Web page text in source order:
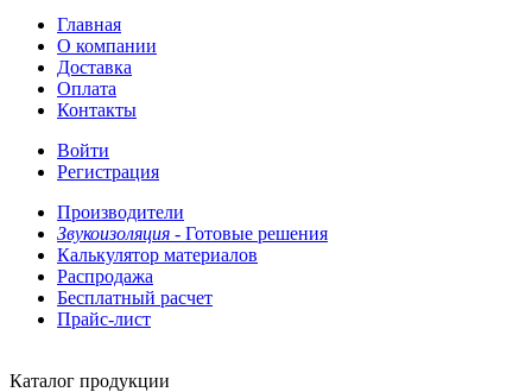
Главная
О компании
Доставка
Оплата
Контакты
Войти
Регистрация
Производители
Звукоизоляция - Готовые решения
Калькулятор материалов
Распродажа
Бесплатный расчет
Прайс-лист
Каталог продукции